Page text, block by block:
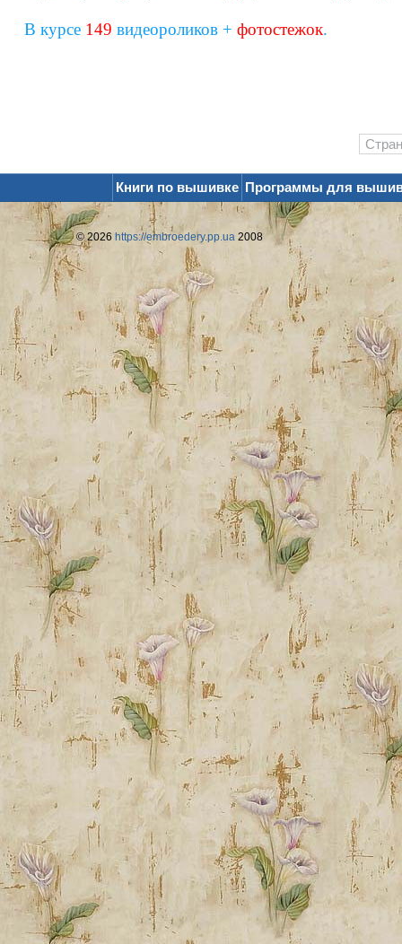
В курсе 149 видеороликов + фотостежок.
Книги по вышивке Программы для
© 2026 https://embroedery.pp.ua 2008